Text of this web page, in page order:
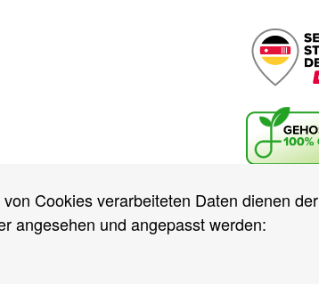
Cookies verarbeiteten Daten dienen der
angesehen und angepasst werden:
Rund um Berlin
Kalender
Wer sind wir? Vereine